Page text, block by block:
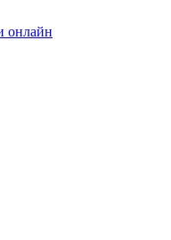
онлайн